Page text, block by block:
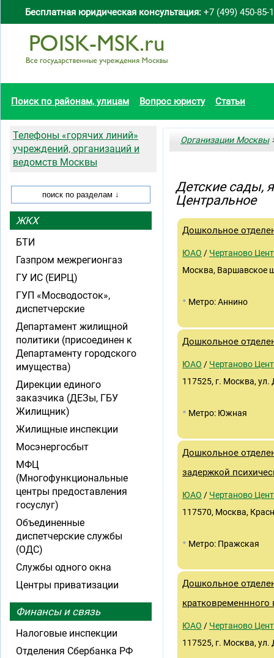
Бесплатная юридическая консультация: +7 (499) 450-85-
Поиск по районам, улицам Вопрос юристу Статьи
Организации Москвы
Детские сады,
Центральное
Дошкольное
ЮАО / Чертаново
Москва, Варшавское
• Метро: Аннино
Дошкольное
ЮАО / Чертаново
117525, г. Москва,
• Метро: Южная
Дошкольное
задержкой
ЮАО / Чертаново
117570, Москва,
• Метро: Пражская
Дошкольное
ЮАО / Чертаново
117525, г. Москва,
Телефоны «горячих линий»
учреждений, организаций и
ведомств Москвы
ЖКХ
БТИ
Газпром межрегионгаз
ГУ ИС (ЕИРЦ)
ГУП «Мосводосток»,
диспетчерские
Департамент жилищной
политики (присоединен к
Департаменту городского
имущества)
Дирекции единого
заказчика (ДЕЗы, ГБУ
Жилищник)
Жилищные инспекции
Мосэнергосбыт
МФЦ
(Многофункциональные
центры предоставления
госуслуг)
Объединенные
диспетчерские службы
(ОДС)
Службы одного окна
Центры приватизации
Финансы и связь
Налоговые инспекции
Отделения Сбербанка РФ